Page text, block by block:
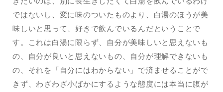
ではないし、変に味のついたものより、白湯のほうが美
味しいと思って、好きで飲んでいるんだということで
す。これは白湯に限らず、自分が美味しいと思えないも
の、自分が良いと思えないもの、自分が理解できないも
の、それを「自分にはわからない」で済ませることがで
きず、わざわざ小ばかにするような態度には本当に腹が